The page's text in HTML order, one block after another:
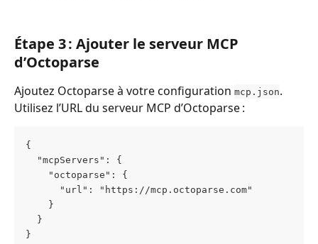
Étape 3 : Ajouter le serveur MCP
d’Octoparse
Ajoutez Octoparse à votre configuration mcp.json.
Utilisez l’URL du serveur MCP d’Octoparse :
{
  "mcpServers": {
    "octoparse": {
      "url": "https://mcp.octoparse.com"
    }
  }
}